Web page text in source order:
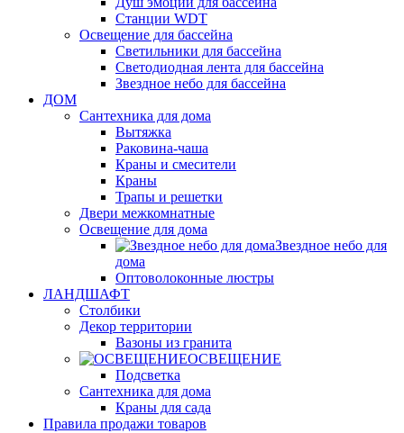
Станции WDT
Освещение для бассейна
Светильники для бассейна
Светодиодная лента для бассейна
Звездное небо для бассейна
ДОМ
Сантехника для дома
Вытяжка
Раковина-чаша
Краны и смесители
Краны
Трапы и решетки
Двери межкомнатные
Освещение для дома
Звездное небо для
дома
Оптоволоконные люстры
ЛАНДШАФТ
Столбики
Декор территории
Вазоны из гранита
ОСВЕЩЕНИЕ
Подсветка
Сантехника для дома
Краны для сада
Правила продажи товаров